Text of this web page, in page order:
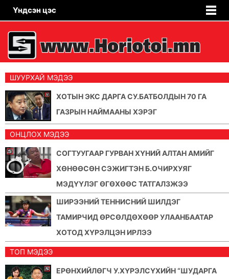
Үндсэн цэс
ШУУРХАЙ МЭДЭЭ
ХОТЫН ЭКС ДАРГА СУ.БАТБОЛДЫН 70 ГА
ГАЗРЫН НАЙМААНЫ ХЭРЭГ
ОНЦЛОХ МЭДЭЭ
СОГТУУГААР ГУРВАН ХҮНИЙ АЛТАН АМИЙГ
ХӨНӨӨСӨН СЭЖИГТЭН Б.ОЧИРХУЯГ
МЭДҮҮЛЭГ ӨГӨХӨӨС ТАТГАЛЗЖЭЭ
ШИРЭЭНИЙ ТЕННИСНИЙ ШИЛДЭГ
ТАМИРЧИД ӨРСӨЛДӨХӨӨР УЛААНБААТАР
ХОТОД ХҮРЭЛЦЭН ИРЛЭЭ
ТОП МЭДЭЭ
ЕРӨНХИЙЛӨГЧ У.ХҮРЭЛСҮХИЙН “ШУДАРГА